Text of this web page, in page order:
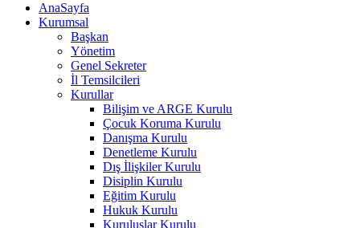
AnaSayfa
Kurumsal
Başkan
Yönetim
Genel Sekreter
İl Temsilcileri
Kurullar
Bilişim ve ARGE Kurulu
Çocuk Koruma Kurulu
Danışma Kurulu
Denetleme Kurulu
Dış İlişkiler Kurulu
Disiplin Kurulu
Eğitim Kurulu
Hukuk Kurulu
Kuruluşlar Kurulu